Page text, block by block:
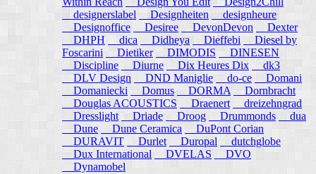
designerslabel
Designheiten
designheure
Designoffice
Desiree DevonDevon
Dexter
DHPH
dica Didheya Dieffebi
Diesel by
Foscarini
Dietiker DIMODIS
DINESEN
Discipline
Diurne Dix Heures Dix
dk3
DLV Design
DND Maniglie do-ce
Domani
Domaniecki
Domus DORMA
Dornbracht
Douglas ACOUSTICS
Draenert
dreizehngrad
Dresslight Driade Droog Drummonds
dua
Dune
Dune Ceramica
DuPont Corian
DURAVIT
Durlet Duropal
dutchglobe
Dux International
DVELAS
DVO
Dynamobel